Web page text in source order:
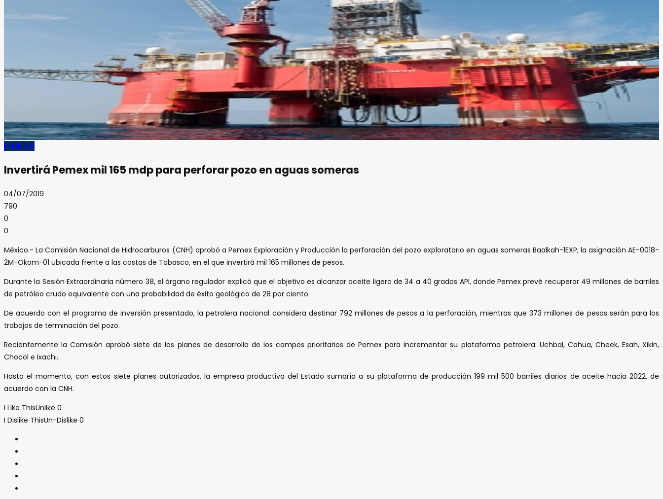
FINANZAS
Invertirá Pemex mil 165 mdp para perforar pozo en aguas someras
04/07/2019
790
0
0
México.- La Comisión Nacional de Hidrocarburos (CNH) aprobó a Pemex Exploración y Producción la perforación del pozo exploratorio en aguas someras Baalkah-1EXP, la asignación AE-0018-
2M-Okom-01 ubicada frente a las costas de Tabasco, en el que invertirá mil 165 millones de pesos.
Durante la Sesión Extraordinaria número 38, el órgano regulador explicó que el objetivo es alcanzar aceite ligero de 34 a 40 grados API, donde Pemex prevé recuperar 49 millones de barriles
de petróleo crudo equivalente con una probabilidad de éxito geológico de 28 por ciento.
De acuerdo con el programa de inversión presentado, la petrolera nacional considera destinar 792 millones de pesos a la perforación, mientras que 373 millones de pesos serán para los
trabajos de terminación del pozo.
Recientemente la Comisión aprobó siete de los planes de desarrollo de los campos prioritarios de Pemex para incrementar su plataforma petrolera: Uchbal, Cahua, Cheek, Esah, Xikin,
Chocol e Ixachi.
Hasta el momento, con estos siete planes autorizados, la empresa productiva del Estado sumaría a su plataforma de producción 199 mil 500 barriles diarios de aceite hacia 2022, de
acuerdo con la CNH.
I Like ThisUnlike 0
I Dislike ThisUn-Dislike 0